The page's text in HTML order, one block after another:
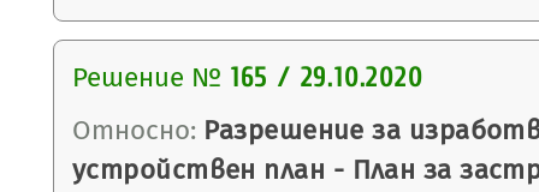
Решение № 165 / 29.10.2020
Относно: Разрешение за
устройствен план - План за